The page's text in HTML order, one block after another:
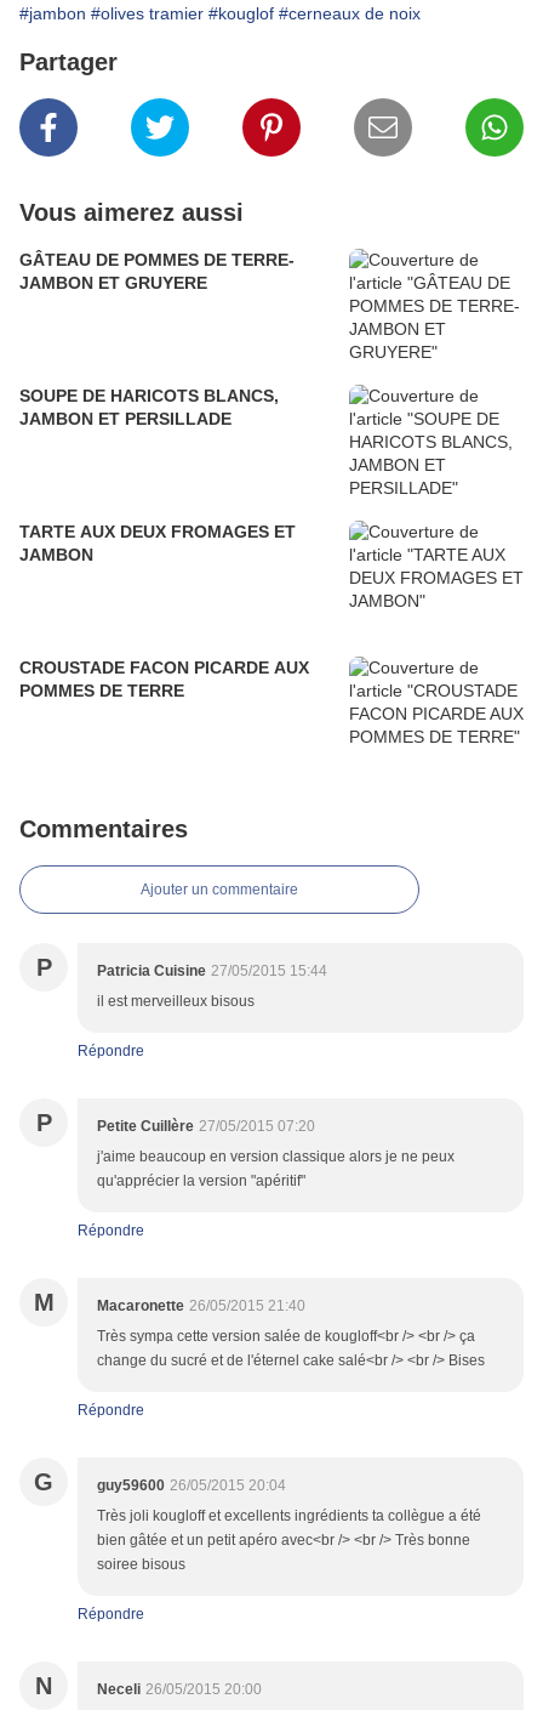
#jambon #olives tramier #kouglof #cerneaux de noix
Partager
Vous aimerez aussi
GÂTEAU DE POMMES DE TERRE-
JAMBON ET GRUYERE
SOUPE DE HARICOTS BLANCS,
JAMBON ET PERSILLADE
TARTE AUX DEUX FROMAGES ET
JAMBON
CROUSTADE FACON PICARDE AUX
POMMES DE TERRE
Commentaires
Ajouter un commentaire
P Patricia Cuisine 27/05/2015 15:44
il est merveilleux bisous
Répondre
P Petite Cuillère 27/05/2015 07:20
j'aime beaucoup en version classique alors je ne peux
qu'apprécier la version "apéritif"
Répondre
M Macaronette 26/05/2015 21:40
Très sympa cette version salée de kougloff<br /> <br /> ça
change du sucré et de l'éternel cake salé<br /> <br /> Bises
Répondre
G guy59600 26/05/2015 20:04
Très joli kougloff et excellents ingrédients ta collègue a été
bien gâtée et un petit apéro avec<br /> <br /> Très bonne
soiree bisous
Répondre
N Neceli 26/05/2015 20:00